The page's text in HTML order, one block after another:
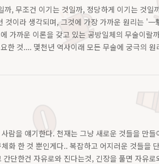
까, 무조건 이기는 것일까, 정당하게 이기는 것
것이라 생각되며, 그것에 가장 가까운 원리는 '
가까운 이론을 갖고 있는 공방일체의 무술이
한 것.... 몇천년 역사이래 모든 무술에 궁극의
람을 얘기한다. 천재는 그냥 새로운 것들을 만
화 한 것 뿐인게다.. 복잡하고 어지러운 것들을
단한건 자유로와 진다는것, 긴장을 풀면 자유